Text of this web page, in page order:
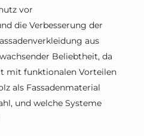
vor
die Verbesserung der
aus
Beliebtheit, da
mit funktionalen Vorteilen
als Fassadenmaterial
und welche Systeme